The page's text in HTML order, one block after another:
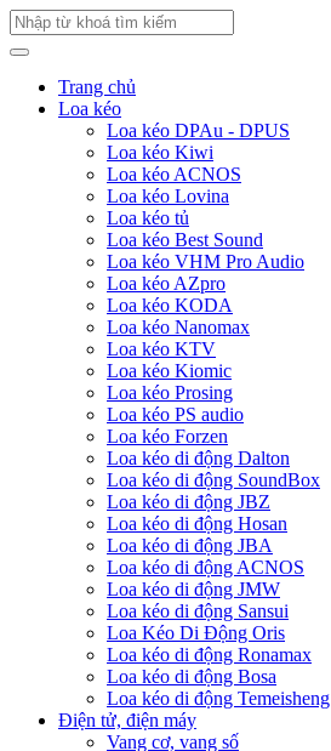
Trang chủ
Loa kéo
Loa kéo DPAu - DPUS
Loa kéo Kiwi
Loa kéo ACNOS
Loa kéo Lovina
Loa kéo tủ
Loa kéo Best Sound
Loa kéo VHM Pro Audio
Loa kéo AZpro
Loa kéo KODA
Loa kéo Nanomax
Loa kéo KTV
Loa kéo Kiomic
Loa kéo Prosing
Loa kéo PS audio
Loa kéo Forzen
Loa kéo di động Dalton
Loa kéo di động SoundBox
Loa kéo di động JBZ
Loa kéo di động Hosan
Loa kéo di động JBA
Loa kéo di động ACNOS
Loa kéo di động JMW
Loa kéo di động Sansui
Loa Kéo Di Động Oris
Loa kéo di động Ronamax
Loa kéo di động Bosa
Loa kéo di động Temeisheng
Điện tử, điện máy
Vang cơ, vang số